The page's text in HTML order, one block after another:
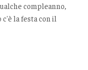
compleanno,
c'è la festa con il